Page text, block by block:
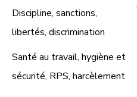
Discipline, sanctions,
libertés, discrimination
Santé au travail, hygiène et
sécurité, RPS, harcèlement